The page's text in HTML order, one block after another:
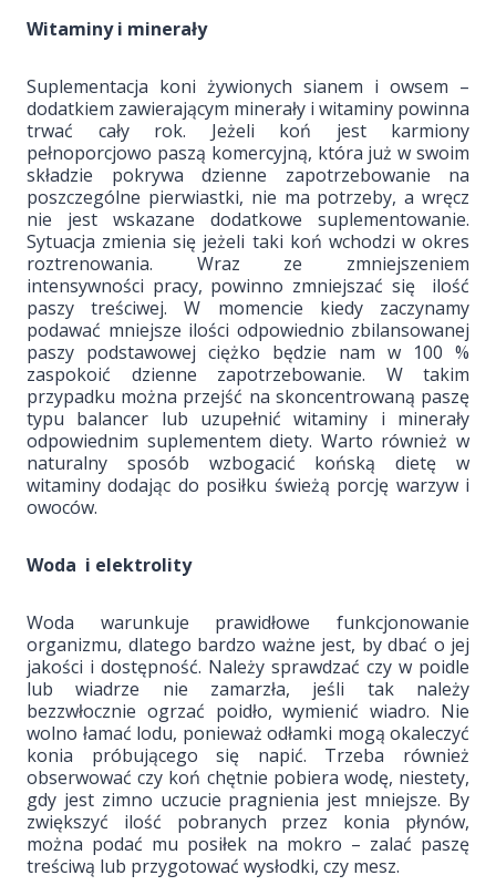
Witaminy i minerały
Suplementacja koni żywionych sianem i owsem –
dodatkiem zawierającym minerały i witaminy powinna
trwać cały rok. Jeżeli koń jest karmiony
pełnoporcjowo paszą komercyjną, która już w swoim
składzie pokrywa dzienne zapotrzebowanie na
poszczególne pierwiastki, nie ma potrzeby, a wręcz
nie jest wskazane dodatkowe suplementowanie.
Sytuacja zmienia się jeżeli taki koń wchodzi w okres
roztrenowania. Wraz ze zmniejszeniem
intensywności pracy, powinno zmniejszać się ilość
paszy treściwej. W momencie kiedy zaczynamy
podawać mniejsze ilości odpowiednio zbilansowanej
paszy podstawowej ciężko będzie nam w 100 %
zaspokoić dzienne zapotrzebowanie. W takim
przypadku można przejść na skoncentrowaną paszę
typu balancer lub uzupełnić witaminy i minerały
odpowiednim suplementem diety. Warto również w
naturalny sposób wzbogacić końską dietę w
witaminy dodając do posiłku świeżą porcję warzyw i
owoców.
Woda i elektrolity
Woda warunkuje prawidłowe funkcjonowanie
organizmu, dlatego bardzo ważne jest, by dbać o jej
jakości i dostępność. Należy sprawdzać czy w poidle
lub wiadrze nie zamarzła, jeśli tak należy
bezzwłocznie ogrzać poidło, wymienić wiadro. Nie
wolno łamać lodu, ponieważ odłamki mogą okaleczyć
konia próbującego się napić. Trzeba również
obserwować czy koń chętnie pobiera wodę, niestety,
gdy jest zimno uczucie pragnienia jest mniejsze. By
zwiększyć ilość pobranych przez konia płynów,
można podać mu posiłek na mokro – zalać paszę
treściwą lub przygotować wysłodki, czy mesz.